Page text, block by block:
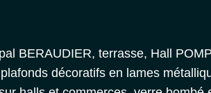
BERAUDIER, terrasse, Hall
décoratifs en lames